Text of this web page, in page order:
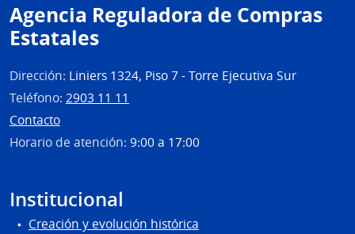
Agencia Reguladora de Compras
Estatales
Dirección: Liniers 1324, Piso 7 - Torre Ejecutiva Sur
Teléfono: 2903 11 11
Contacto
Horario de atención: 9:00 a 17:00
Institucional
Creación y evolución histórica